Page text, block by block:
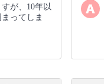
が、10年以
ってしま